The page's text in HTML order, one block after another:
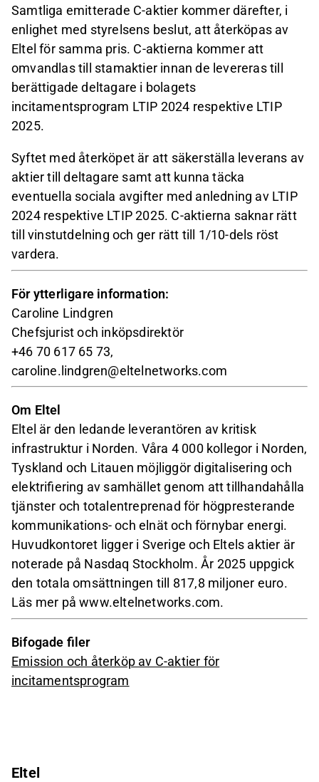
Samtliga emitterade C-aktier kommer därefter, i
enlighet med styrelsens beslut, att återköpas av
Eltel för samma pris. C-aktierna kommer att
omvandlas till stamaktier innan de levereras till
berättigade deltagare i bolagets
incitamentsprogram LTIP 2024 respektive LTIP
2025.
Syftet med återköpet är att säkerställa leverans av
aktier till deltagare samt att kunna täcka
eventuella sociala avgifter med anledning av LTIP
2024 respektive LTIP 2025. C-aktierna saknar rätt
till vinstutdelning och ger rätt till 1/10-dels röst
vardera.
För ytterligare information:
Caroline Lindgren
Chefsjurist och inköpsdirektör
+46 70 617 65 73,
caroline.lindgren@eltelnetworks.com
Om Eltel
Eltel är den ledande leverantören av kritisk
infrastruktur i Norden. Våra 4 000 kollegor i Norden,
Tyskland och Litauen möjliggör digitalisering och
elektrifiering av samhället genom att tillhandahålla
tjänster och totalentreprenad för högpresterande
kommunikations- och elnät och förnybar energi.
Huvudkontoret ligger i Sverige och Eltels aktier är
noterade på Nasdaq Stockholm. År 2025 uppgick
den totala omsättningen till 817,8 miljoner euro.
Läs mer på www.eltelnetworks.com.
Bifogade filer
Emission och återköp av C-aktier för
incitamentsprogram
Eltel